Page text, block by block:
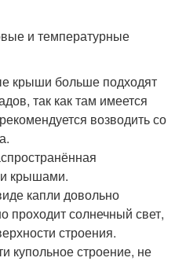
и температурные
крыши больше подходят
так как там имеется
возводить со
крышами.
капли довольно
проходит солнечный свет,
строения.
купольное строение, не